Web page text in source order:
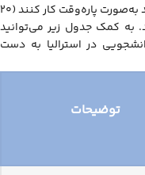
علاوه‌براین، دانشجویان بین‌المللی مجاز هستند به‌صورت پاره‌وقت کار کنند (۲۰
کمک جدول زیر می‌توانید
در استرالیا به دست
توضیحات